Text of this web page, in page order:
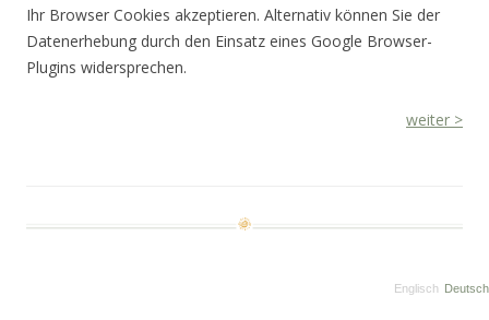
Ihr Browser Cookies akzeptieren. Alternativ können Sie der
Datenerhebung durch den Einsatz eines Google Browser-
Plugins widersprechen.
weiter >
Deutsch
Englisch